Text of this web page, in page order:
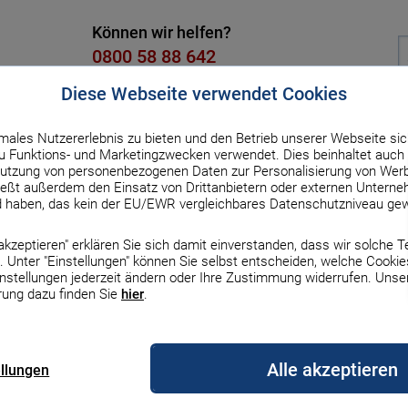
Diese Webseite verwendet Cookies
Nutzererlebnis zu bieten und den Betrieb unserer Webseite
Funktions- und Marketingzwecken verwendet. Dies beinhaltet auch
von personenbezogenen Daten zur Personalisierung von
außerdem den Einsatz von Drittanbietern oder externen
haben, das kein der EU/EWR vergleichbares Datenschutzniveau
erklären Sie sich damit einverstanden, dass wir solche
"Einstellungen" können Sie selbst entscheiden, welche
jederzeit ändern oder Ihre Zustimmung widerrufen.
dazu finden Sie hier.
Alle akzeptieren
Können wir helfen?
0800 58 88 642
Kostenlos, Mo. bis Fr. von 8 bis 18
Übersicht
& Rechner Finanzierung
& Rechner Börse
Europa-ETFs
und Rechner Auto
Auto-Leasing
Versicherung
Auto & Haftpflicht Haus
Strom & Gas
Erneuerbare Energien
Wärmepumpe
DSL & Handy
Top-Handys mit
iPhone 16
Förderung
Kredite,
zins­günstige Kredite und Zu­
kaufen oder eine energe­tische
einen Über­blick über die KfW-